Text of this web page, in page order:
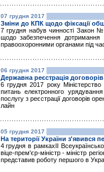
07 грудня 2017
Зміни до КПК щодо фіксації
7 грудня набув чинності Закон
щодо забезпечення дотримання
правоохоронними органами під
06 грудня 2017
Державна реєстрація
6 грудня 2017 року
питань електронного
послугу з реєстрації договорів
лайн
05 грудня 2017
На території України з'явився
4 грудня в рамкахІІ
віце-прем'єр-міністр - міністр
представив роботу першого в